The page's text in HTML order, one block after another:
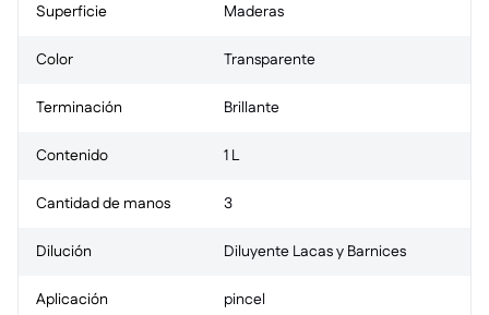
Superficie Maderas
Color Transparente
Terminación Brillante
Contenido 1 L
Cantidad de manos 3
Dilución Diluyente Lacas y Barnices
Aplicación pincel